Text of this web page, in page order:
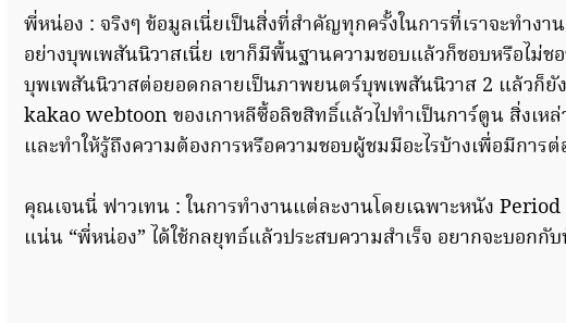
พี่หน่อง : จริงๆ ข้อมูลเนี่ยเป็นสิ่งที่สำคัญทุกครั้งในการที่เราจะทำงา
อย่างบุพเพสันนิวาสเนี่ย เขาก็มีพื้นฐานความชอบแล้วก็ชอบหรือไม่ช
บุพเพสันนิวาสต่อยอดกลายเป็นภาพยนตร์บุพเพสันนิวาส 2 แล้วก็ยั
kakao webtoon ของเกาหลีซื้อลิขสิทธิ์แล้วไปทำเป็นการ์ตูน สิ่งเห
และทำให้รู้ถึงความต้องการหรือความชอบผู้ชมมีอะไรบ้างเพื่อมีการ
คุณเจนนี่ ฟาวเทน : ในการทำงานแต่ละงานโดยเฉพาะหนัง
แน่น “พี่หน่อง” ได้ใช้กลยุทธ์แล้วประสบความสำเร็จ อยากจะบอกกับ